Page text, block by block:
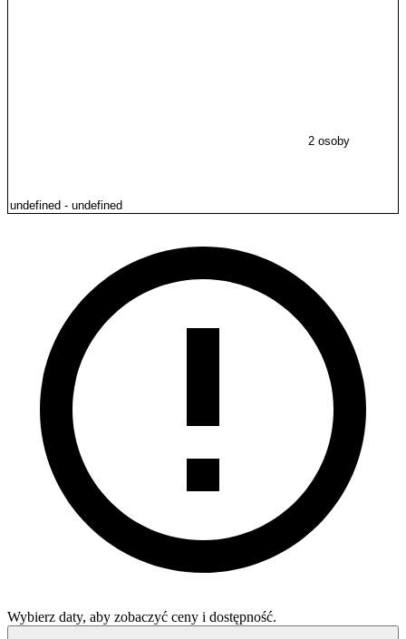
2 osoby
Wybierz daty, aby zobaczyć ceny i dostępność.